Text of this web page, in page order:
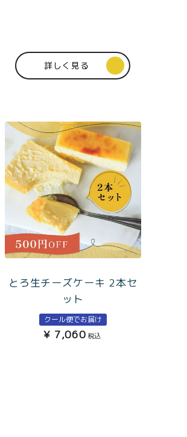
詳しく見る
とろ生チーズケーキ 2本セ
ット
クール便でお届け
¥ 7,060 税込